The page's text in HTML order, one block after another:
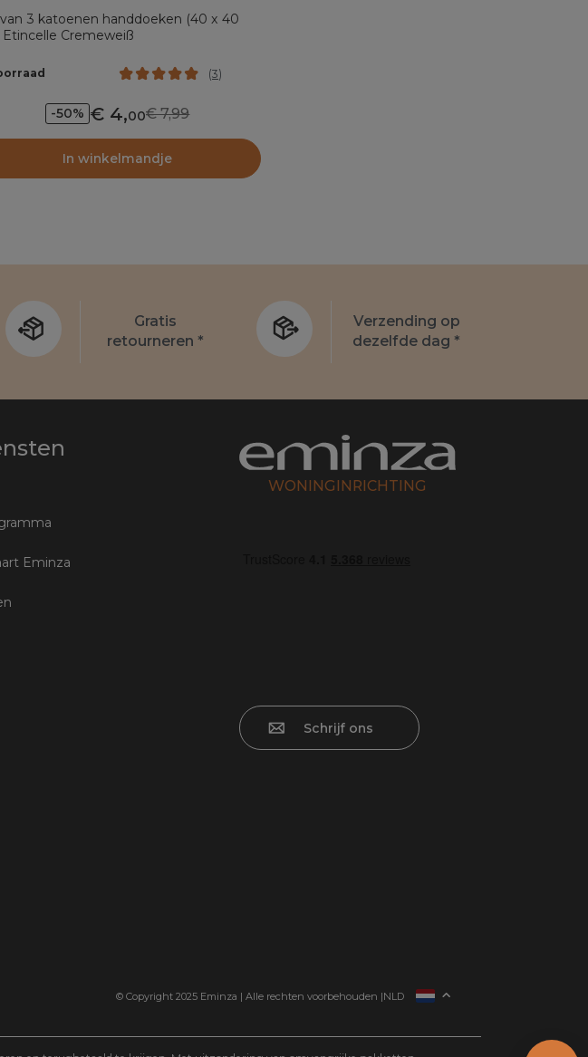
3 katoenen handdoeken (40 x 40
Etincelle Cremeweiß
(3)
-50% 4,007,99
In winkelmandje
Gratis
retourneren *
Verzending op
dezelfde dag *
Eminza
WONINGINRICHTING
Schrijf ons
© Copyright 2025 Eminza | Alle rechten voorbehouden |
FRANCE
ITALIA
NLD